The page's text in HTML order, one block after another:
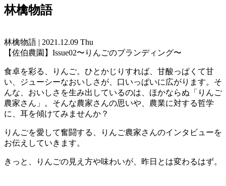
林檎物語
林檎物語 | 2021.12.09 Thu
【佐伯農園】Issue02〜りんごのブランディング〜
食卓を彩る、りんご。ひとかじりすれば、甘酸っぱくて甘
い、ジューシーなおいしさが、口いっぱいに広がります。そ
んな、おいしさを生み出しているのは、ほかならぬ「りんご
農家さん」。そんな農家さんの思いや、農業に対する哲学
に、耳を傾けてみませんか？
りんごを愛して奮闘する、りんご農家さんのインタビューを
お伝えしていきます。
きっと、りんごの見え方や味わいが、昨日とは変わるはず。